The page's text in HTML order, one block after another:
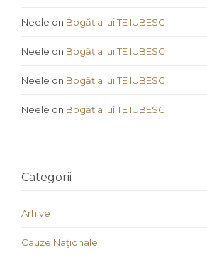
Neele on Bogăția lui TE IUBESC
Neele on Bogăția lui TE IUBESC
Neele on Bogăția lui TE IUBESC
Neele on Bogăția lui TE IUBESC
Categorii
Arhive
Cauze Naţionale